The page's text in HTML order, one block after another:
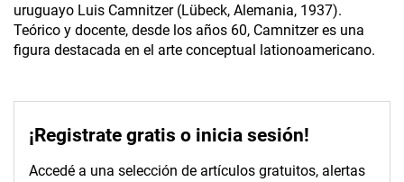
uruguayo Luis Camnitzer (Lübeck, Alemania, 1937).
Teórico y docente, desde los años 60, Camnitzer es una
figura destacada en el arte conceptual lationoamericano.
¡Registrate gratis o inicia sesión!
Accedé a una selección de artículos gratuitos, alertas